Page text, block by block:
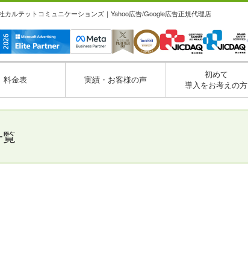
カルテットコミュニケーションズ｜Yahoo広告/Google広告正規代理店
料金表 実績・お客様の声
初めて
導入をお考えの方